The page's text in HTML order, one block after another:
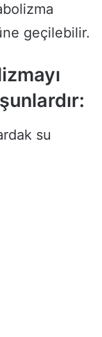
geçilebilir.
su